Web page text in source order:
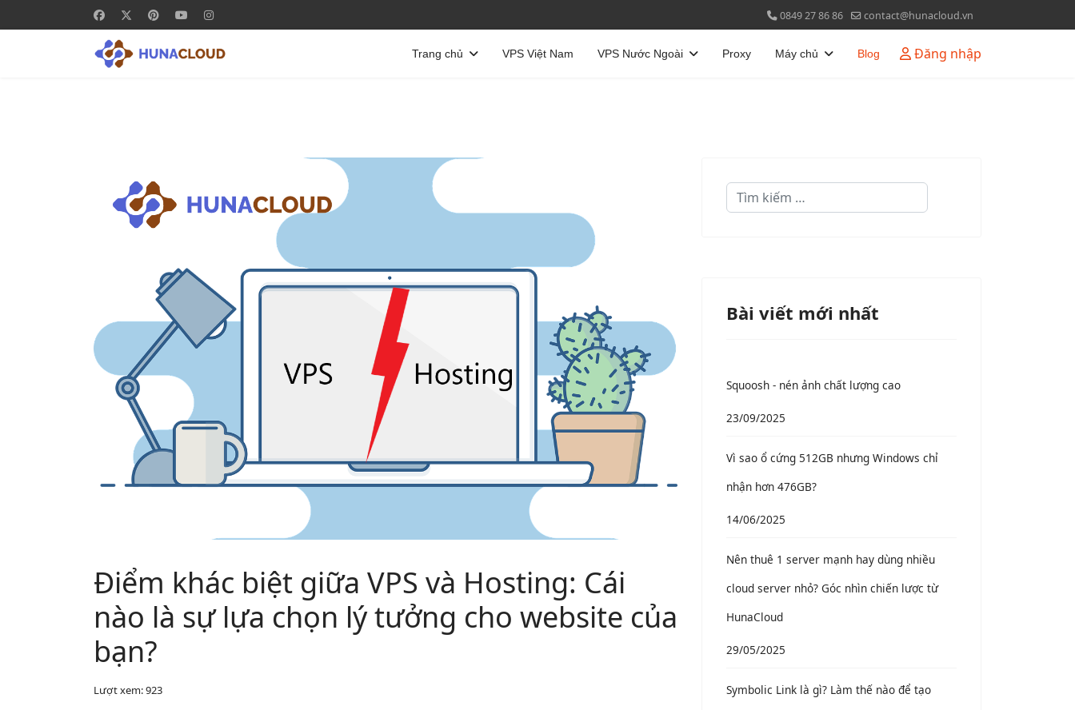
0849 27 86 86 contact@hunacloud.vn
Trang chủ VPS Việt Nam VPS Nước Ngoài Proxy Máy chủ Blog Đăng nhập
Điểm khác biệt giữa VPS và Hosting: Cái
nào là sự lựa chọn lý tưởng cho website của
bạn?
Lượt xem: 923
Quản lý tìm kiếm
Bài viết mới nhất
Squoosh - nén ảnh chất lượng cao
23/09/2025
Vì sao ổ cứng 512GB nhưng Windows chỉ
nhận hơn 476GB?
14/06/2025
Nên thuê 1 server mạnh hay dùng nhiều
cloud server nhỏ? Góc nhìn chiến lược từ
HunaCloud
29/05/2025
Symbolic Link là gì? Làm thế nào để tạo